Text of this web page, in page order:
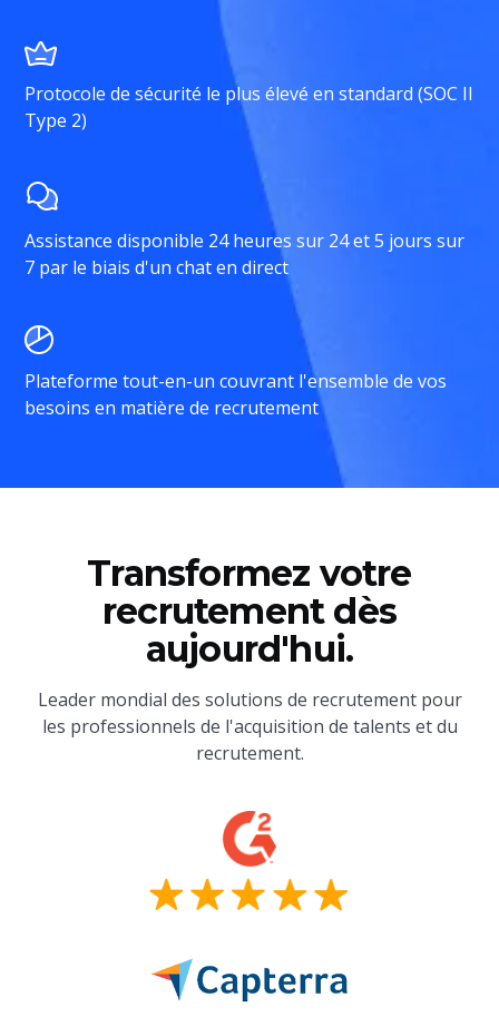
Protocole de sécurité le plus élevé en standard (SOC II
Type 2)
Assistance disponible 24 heures sur 24 et 5 jours sur
7 par le biais d'un chat en direct
Plateforme tout-en-un couvrant l'ensemble de vos
besoins en matière de recrutement
Transformez votre
recrutement dès
aujourd'hui.
Leader mondial des solutions de recrutement pour
les professionnels de l'acquisition de talents et du
recrutement.